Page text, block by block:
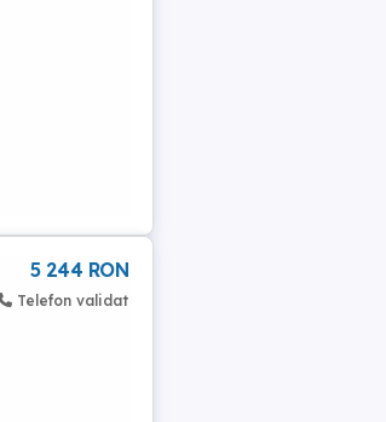
5 244 RON
Telefon validat